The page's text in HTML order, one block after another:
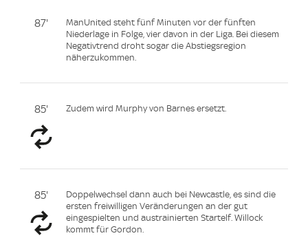
87'
ManUnited steht fünf Minuten vor der fünften
Niederlage in Folge, vier davon in der Liga. Bei diesem
Negativtrend droht sogar die Abstiegsregion
näherzukommen.
85' Zudem wird Murphy von Barnes ersetzt.
85'
Doppelwechsel dann auch bei Newcastle, es sind die
ersten freiwilligen Veränderungen an der gut
eingespielten und austrainierten Startelf. Willock
kommt für Gordon.